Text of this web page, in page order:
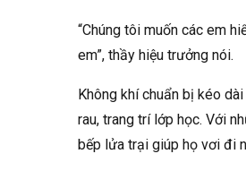
“Chúng tôi muốn các em
em”, thầy hiệu trưởng nói.
Không khí chuẩn bị kéo
rau, trang trí lớp học. Với
bếp lửa trại giúp họ vơi đi